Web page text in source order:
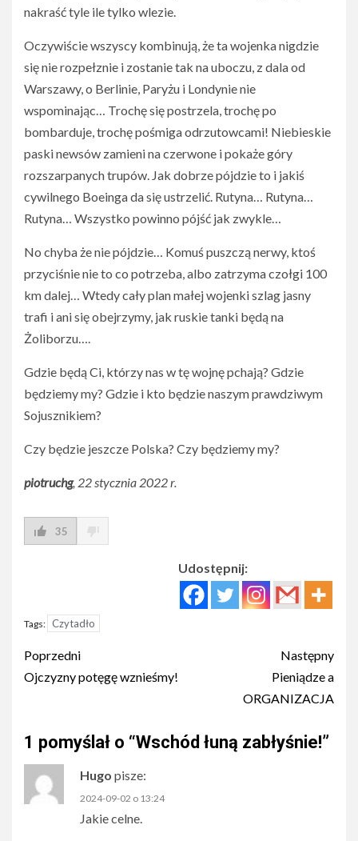
nakraść tyle ile tylko wlezie.
Oczywiście wszyscy kombinują, że ta wojenka nigdzie
się nie rozpełznie i zostanie tak na uboczu, z dala od
Warszawy, o Berlinie, Paryżu i Londynie nie
wspominając… Trochę się postrzela, trochę po
bombarduje, trochę pośmiga odrzutowcami! Niebieskie
paski newsów zamieni na czerwone i pokaże góry
rozszarpanych trupów. Jak dobrze pójdzie to i jakiś
cywilnego Boeinga da się ustrzelić. Rutyna… Rutyna…
Rutyna… Wszystko powinno pójść jak zwykle…
No chyba że nie pójdzie… Komuś puszczą nerwy, ktoś
przyciśnie nie to co potrzeba, albo zatrzyma czołgi 100
km dalej… Wtedy cały plan małej wojenki szlag jasny
trafi i ani się obejrzymy, jak ruskie tanki będą na
Żoliborzu….
Gdzie będą Ci, którzy nas w tę wojnę pchają? Gdzie
będziemy my? Gdzie i kto będzie naszym prawdziwym
Sojusznikiem?
Czy będzie jeszcze Polska? Czy będziemy my?
piotruchg, 22 stycznia 2022 r.
35
Udostępnij:
Tags: Czytadło
Post
navigation
Poprzedni
Ojczyzny potęgę wznieśmy!
Następny
Pieniądze a
ORGANIZACJA
1 pomyślał o “Wschód łuną zabłyśnie!”
Hugo pisze:
2024-09-02 o 13:24
Jakie celne.